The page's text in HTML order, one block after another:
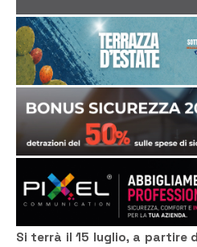
Si terrà il 15 luglio, a partire